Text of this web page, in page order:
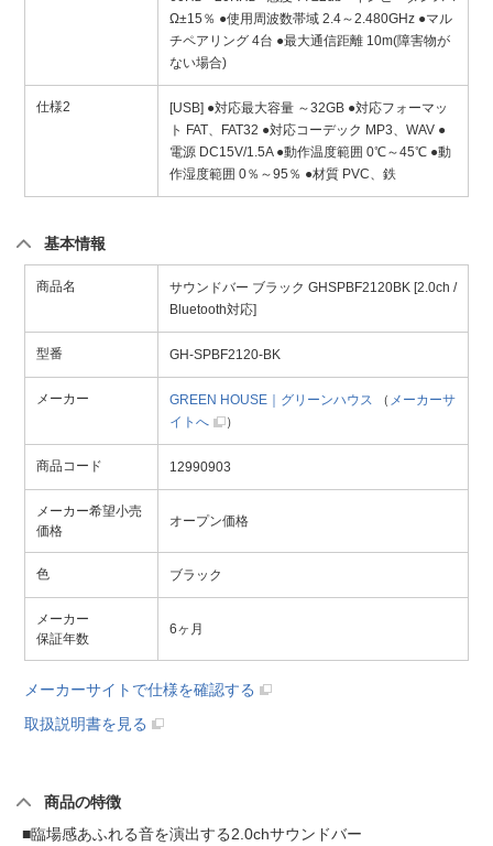
Ω±15％ ●使用周波数帯域 2.4～2.480GHz ●マル
チペアリング 4台 ●最大通信距離 10m(障害物が
ない場合)
仕様2
[USB] ●対応最大容量 ～32GB ●対応フォーマッ
ト FAT、FAT32 ●対応コーデック MP3、WAV ●
電源 DC15V/1.5A ●動作温度範囲 0℃～45℃ ●動
作湿度範囲 0％～95％ ●材質 PVC、鉄
基本情報
商品名
サウンドバー ブラック GHSPBF2120BK [2.0ch /
Bluetooth対応]
型番 GH-SPBF2120-BK
メーカー GREEN HOUSE｜グリーンハウス （ メーカーサ
イトへ
）
商品コード 12990903
メーカー希望小売
価格
オープン価格
色 ブラック
メーカー
保証年数
6ヶ月
メーカーサイトで仕様を確認する
取扱説明書を見る
商品の特徴
■臨場感あふれる音を演出する2.0chサウンドバー